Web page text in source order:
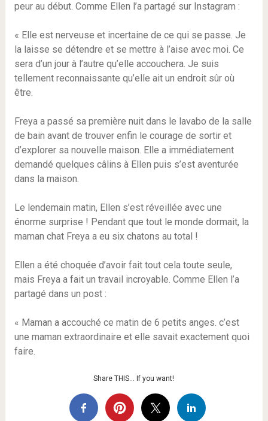
peur au début. Comme Ellen l’a partagé sur Instagram :
« Elle est nerveuse et incertaine de ce qui se passe. Je
la laisse se détendre et se mettre à l’aise avec moi. Ce
sera d’un jour à l’autre qu’elle accouchera. Je suis
tellement reconnaissante qu’elle ait un endroit sûr où
être.
Freya a passé sa première nuit dans le lavabo de la salle
de bain avant de trouver enfin le courage de sortir et
d’explorer sa nouvelle maison. Elle a immédiatement
demandé quelques câlins à Ellen puis s’est aventurée
dans la maison.
Le lendemain matin, Ellen s’est réveillée avec une
énorme surprise ! Pendant que tout le monde dormait, la
maman chat Freya a eu six chatons au total !
Ellen a été choquée d’avoir fait tout cela toute seule,
mais Freya a fait un travail incroyable. Comme Ellen l’a
partagé dans un post :
« Maman a accouché ce matin de 6 petits anges. c’est
une maman extraordinaire et elle savait exactement quoi
faire.
Share THIS… If you want!